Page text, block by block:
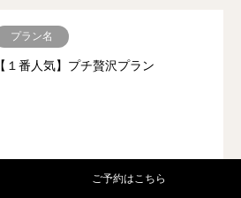
プラン名
【１番人気】プチ贅沢プラン
ご予約はこちら